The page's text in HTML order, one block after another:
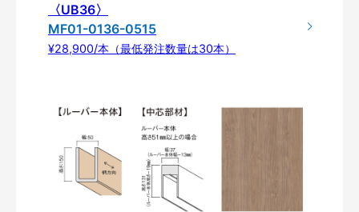
〈UB36〉
MF01-0136-0515
¥28,900/本（最低発注数量は30本）